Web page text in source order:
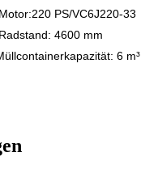
Motor:220 PS/VC6J220-33
Radstand: 4600 mm
6 m³